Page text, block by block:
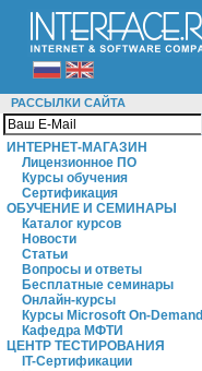
РАССЫЛКИ САЙТА
ИНТЕРНЕТ-МАГАЗИН
Лицензионное ПО
Курсы обучения
Сертификация
ОБУЧЕНИЕ И СЕМИНАРЫ
Каталог курсов
Новости
Статьи
Вопросы и ответы
Бесплатные семинары
Онлайн-курсы
Курсы Microsoft On-Demand
Кафедра МФТИ
ЦЕНТР ТЕСТИРОВАНИЯ
IT-Сертификации